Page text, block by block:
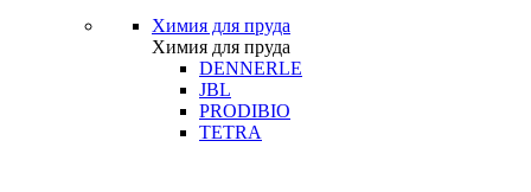
Химия для пруда
Химия для пруда
DENNERLE
JBL
PRODIBIO
TETRA